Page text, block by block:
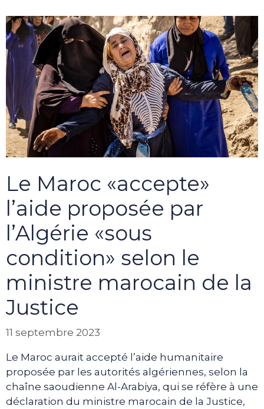
Le Maroc «accepte»
l’aide proposée par
l’Algérie «sous
condition» selon le
ministre marocain de la
Justice
11 septembre 2023
Le Maroc aurait accepté l’aide humanitaire
proposée par les autorités algériennes, selon la
chaîne saoudienne Al-Arabiya, qui se réfère à une
déclaration du ministre marocain de la Justice,